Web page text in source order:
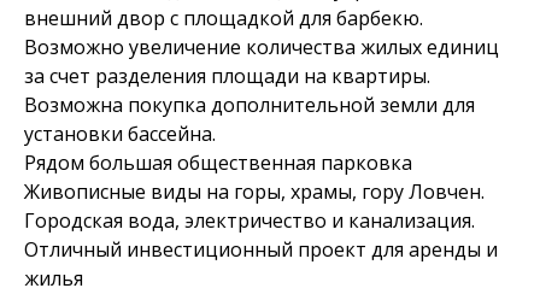
внешний двор с площадкой для барбекю.
Возможно увеличение количества жилых единиц
за счет разделения площади на квартиры.
Возможна покупка дополнительной земли для
установки бассейна.
Рядом большая общественная парковка
Живописные виды на горы, храмы, гору Ловчен.
Городская вода, электричество и канализация.
Отличный инвестиционный проект для аренды и
жилья